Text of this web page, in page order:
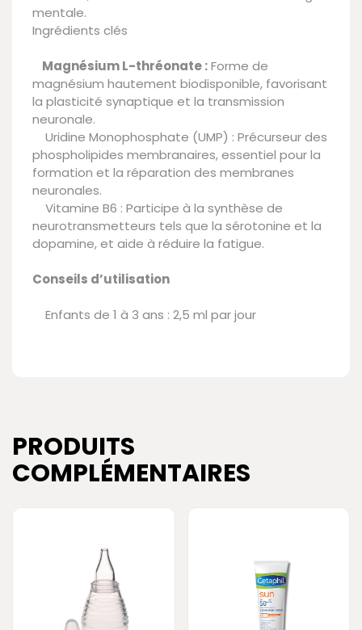
mentale.
Ingrédients clés
Magnésium L-thréonate :Forme de
magnésium hautement biodisponible, favorisant
la plasticité synaptique et la transmission
neuronale.
Uridine Monophosphate (UMP) : Précurseur des
phospholipides membranaires, essentiel pour la
formation et la réparation des membranes
neuronales.
Vitamine B6 : Participe à la synthèse de
neurotransmetteurs tels que la sérotonine et la
dopamine, et aide à réduire la fatigue.
Conseils d’utilisation
Enfants de 1 à 3 ans : 2,5 ml par jour
PRODUITS
COMPLÉMENTAIRES